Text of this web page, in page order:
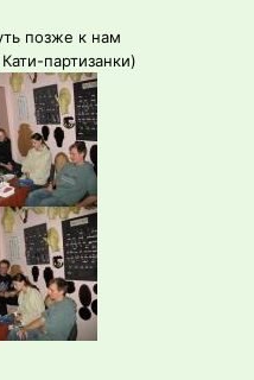
позже к нам
партизанки)